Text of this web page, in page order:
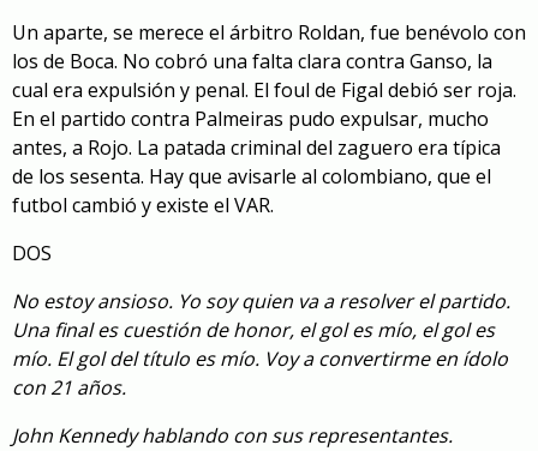
Un aparte, se merece el árbitro Roldan, fue benévolo con
los de Boca. No cobró una falta clara contra Ganso, la
cual era expulsión y penal. El foul de Figal debió ser roja.
En el partido contra Palmeiras pudo expulsar, mucho
antes, a Rojo. La patada criminal del zaguero era típica
de los sesenta. Hay que avisarle al colombiano, que el
futbol cambió y existe el VAR.
DOS
No estoy ansioso. Yo soy quien va a resolver el partido.
Una final es cuestión de honor, el gol es mío, el gol es
mío. El gol del título es mío. Voy a convertirme en ídolo
con 21 años.
John Kennedy hablando con sus representantes.